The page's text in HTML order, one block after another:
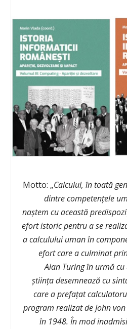
Motto: „Calculul, în toată
dintre competenţele
naştem cu această
efort istoric pentru a se
a calculului uman în
efort care a culminat
Alan Turing în urmă
ştiinţa desemnează cu
care a prefaţat
program realizat de John
în 1948. În mod